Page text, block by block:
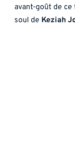
avant-goût de
soul de Keziah